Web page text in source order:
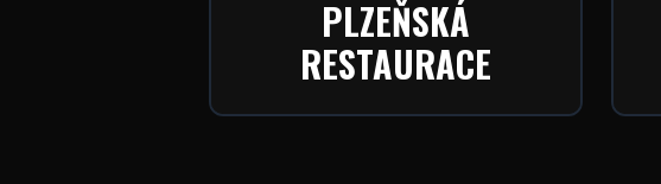
PLZEŇSKÁ
RESTAURACE